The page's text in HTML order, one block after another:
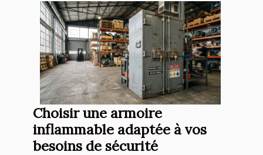
Choisir une armoire
inflammable adaptée à vos
besoins de sécurité